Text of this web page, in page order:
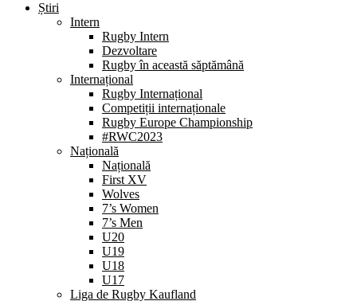
Știri
Intern
Rugby Intern
Dezvoltare
Rugby în această săptămână
Internațional
Rugby Internațional
Competiții internaționale
Rugby Europe Championship
#RWC2023
Națională
Națională
First XV
Wolves
7’s Women
7’s Men
U20
U19
U18
U17
Liga de Rugby Kaufland